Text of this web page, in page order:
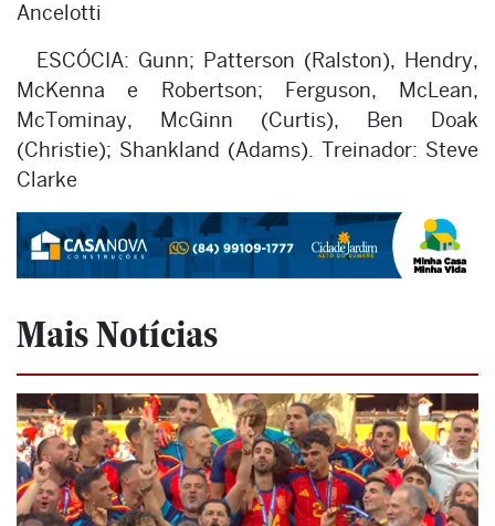
Ancelotti
ESCÓCIA: Gunn; Patterson (Ralston), Hendry,
McKenna e Robertson; Ferguson, McLean,
McTominay, McGinn (Curtis), Ben Doak
(Christie); Shankland (Adams). Treinador: Steve
Clarke
Mais Notícias